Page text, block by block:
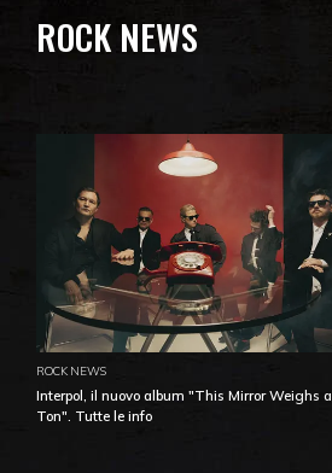
ROCK NEWS
ROCK NEWS
Interpol, il nuovo album "This Mirror Weighs a
Ton". Tutte le info